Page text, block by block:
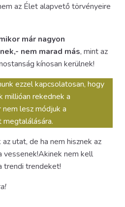
az Élet alapvető törvényeire
már nagyon
nem marad más, mint az
kínosan kerülnek!
ezzel kapcsolatosan, hogy
millióan rekednek a
nem lesz módjuk a
megtalálására.
utat, de ha nem hisznek az
vessenek!Akinek nem kell
trendi trendeket!